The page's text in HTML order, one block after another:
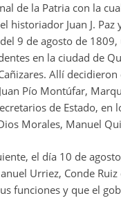
de la Patria con la
historiador Juan J.
9 de agosto de
en la ciudad de
Allí
Pío Montúfar,
de Estado,
Morales, Manuel
el día 10 de
Urriez, Conde
funciones y que el